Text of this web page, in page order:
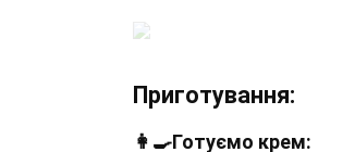
Приготування:
👩‍🍳Готуємо крем: